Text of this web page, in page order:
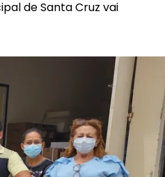
de Santa Cruz vai